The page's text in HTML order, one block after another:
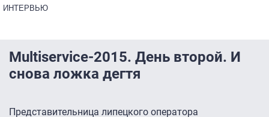
ИНТЕРВЬЮ
Multiservice-2015. День второй. И
снова ложка дегтя
Представительница липецкого оператора